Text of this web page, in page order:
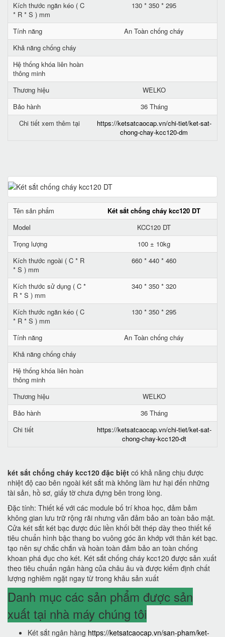
Kích thước ngăn kéo ( C
* R * S ) mm
130 * 350 * 295
Tính năng
An Toàn chống cháy
Khả năng chống cháy
Hệ thống khóa liên hoàn
thông minh
Thương hiệu
WELKO
Bảo hành
36 Tháng
Chi tiết xem thêm tại
https://ketsatcaocap.vn/chi-tiet/ket-sat-
chong-chay-kcc120-dm
Tên sản phẩm
Két sắt chống cháy kcc120 DT
Model
KCC120 DT
Trọng lượng
100 ± 10kg
Kích thước ngoài ( C * R
* S ) mm
660 * 440 * 460
Kích thước sử dụng ( C *
R * S ) mm
340 * 350 * 320
Kích thước ngăn kéo ( C
* R * S ) mm
130 * 350 * 295
Tính năng
An Toàn chống cháy
Khả năng chống cháy
Hệ thống khóa liên hoàn
thông minh
Thương hiệu
WELKO
Bảo hành
36 Tháng
Chi tiết
https://ketsatcaocap.vn/chi-tiet/ket-sat-
chong-chay-kcc120-dt
két sắt chống cháy kcc120 đặc biệt có khả năng chịu được
nhiệt độ cao bên ngoài két sắt mà không làm hư hại đến những
tài sản, hồ sơ, giấy tờ chưa đựng bên trong lòng.
Đặc tính: Thiết kế với các module bố trí khoa học, đảm bảm
không gian lưu trữ rộng rãi nhưng vẫn đảm bảo an toàn bảo mật.
Cửa két sắt két bạc được đúc liền khối bởi thép dày theo thiết kế
tiêu chuẩn hình bậc thang bo vuông góc ăn khớp với thân két bạc.
tạo nên sự chắc chắn và hoàn toàn đảm bảo an toàn chống
khoan phá đục cho két. Két sắt chống cháy kcc120 được sản xuất
theo tiêu chuẩn ngân hàng của châu âu và được kiểm định chất
lượng nghiêm ngặt ngay từ trong khâu sản xuất
Danh mục các sản phẩm được sản
xuất tại nhà máy chúng tôi
Két sắt ngân hàng https://ketsatcaocap.vn/san-pham/ket-